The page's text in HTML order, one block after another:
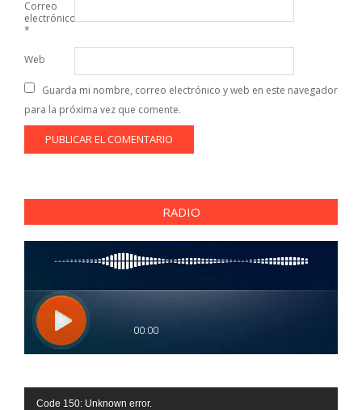
Correo
electrónico
*
Web
Guarda mi nombre, correo electrónico y web en este navegador
para la próxima vez que comente.
RADIO
Reproductor
Code 150: Unknown error.